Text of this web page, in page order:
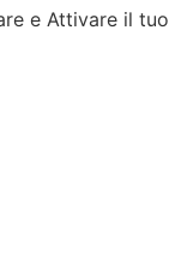
e Attivare il tuo